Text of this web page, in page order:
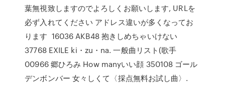
葉無視致しますのでよろしくお願いします, URLを
必ず入れてください アドレス違いが多くなってお
ります 16036 AKB48 抱きしめちゃいけない
37768 EXILE ki・zu・na. 一般曲リスト(歌手
00966 郷ひろみ How manyいい顔 350108 ゴール
デンボンバー 女々しくて〈採点無料お試し曲〉.